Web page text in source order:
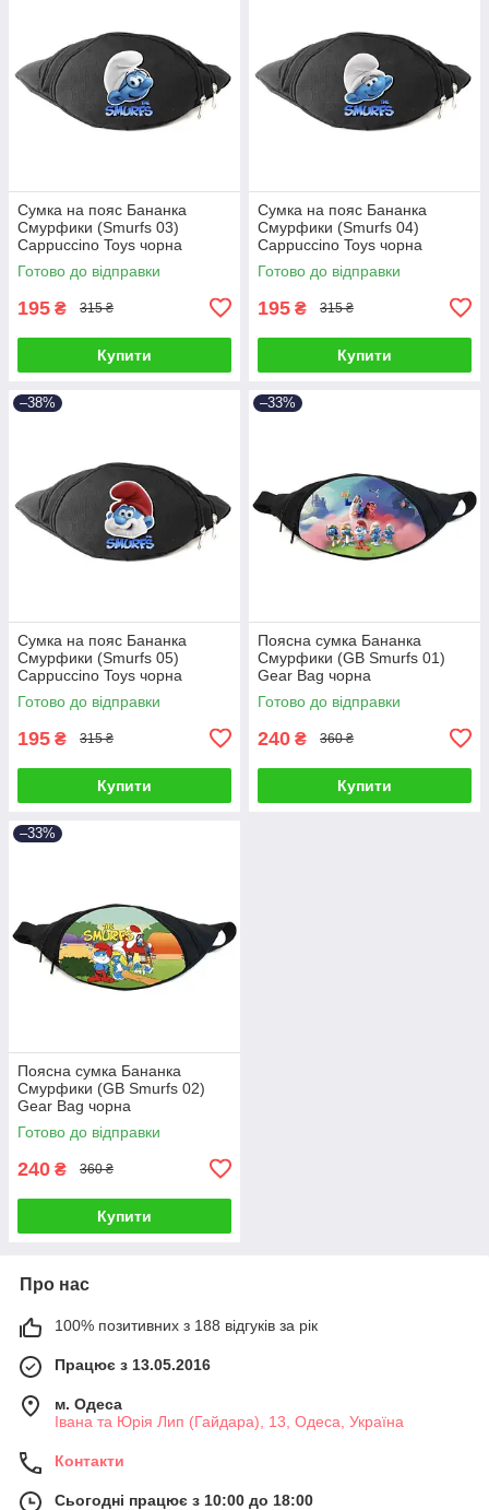
Сумка на пояс Бананка
Смурфики (Smurfs 03)
Cappuccino Toys чорна
Готово до відправки
195 ₴ 315 ₴
Купити
Сумка на пояс Бананка
Смурфики (Smurfs 04)
Cappuccino Toys чорна
Готово до відправки
195 ₴ 315 ₴
Купити
–38%
Сумка на пояс Бананка
Смурфики (Smurfs 05)
Cappuccino Toys чорна
Готово до відправки
195 ₴ 315 ₴
Купити
–33%
Поясна сумка Бананка
Смурфики (GB Smurfs 01)
Gear Bag чорна
Готово до відправки
240 ₴ 360 ₴
Купити
–33%
Поясна сумка Бананка
Смурфики (GB Smurfs 02)
Gear Bag чорна
Готово до відправки
240 ₴ 360 ₴
Купити
Про нас
100% позитивних з 188 відгуків за рік
Працює з 13.05.2016
м. Одеса
Івана та Юрія Лип (Гайдара), 13, Одеса, Україна
Контакти
Сьогодні працює з 10:00 до 18:00